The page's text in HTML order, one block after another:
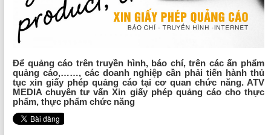
Để quảng cáo trên truyền hình, báo chí, trên các ấn phẩm
quảng cáo,……, các doanh nghiệp cần phải tiến hành thủ
tục xin giấy phép quảng cáo tại cơ quan chức năng. ATV
MEDIA chuyên tư vấn Xin giấy phép quảng cáo cho thực
phẩm, thực phẩm chức năng